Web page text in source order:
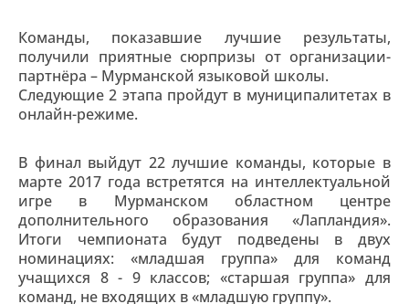
Команды, показавшие лучшие результаты,
получили приятные сюрпризы от организации-
партнёра – Мурманской языковой школы.
Следующие 2 этапа пройдут в муниципалитетах в
онлайн-режиме.
В финал выйдут 22 лучшие команды, которые в
марте 2017 года встретятся на интеллектуальной
игре в Мурманском областном центре
дополнительного образования «Лапландия».
Итоги чемпионата будут подведены в двух
номинациях: «младшая группа» для команд
учащихся 8 - 9 классов; «старшая группа» для
команд, не входящих в «младшую группу».